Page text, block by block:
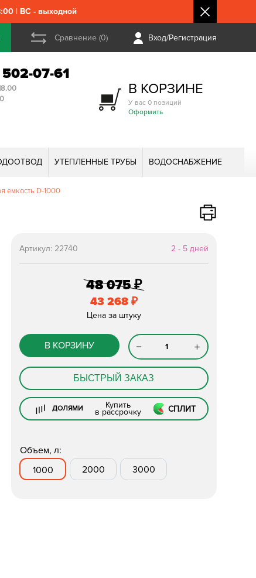
| ВС - выходной
Сравнение (0) Вход/Регистрация
07-61
В КОРЗИНЕ
У вас 0 позиций
Оформить
УТЕПЛЕННЫЕ ТРУБЫ ВОДОСНАБЖЕНИЕ
емкость D-1000
2 - 5 дней
Артикул:22740
48 075₽
43 268 ₽
Цена за штуку
В КОРЗИНУ
БЫСТРЫЙ ЗАКАЗ
ДОЛЯМИ Купить
в рассрочку СПЛИТ
Объем, л:
1000
2000 3000